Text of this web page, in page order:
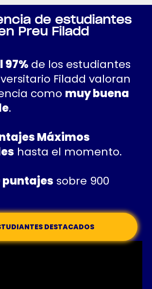
de estudiantes
Preu Filadd
97% de los estudiantes
Filadd valoran
como muy buena
.
Máximos
hasta el momento.
puntajes sobre 900
DESTACADOS